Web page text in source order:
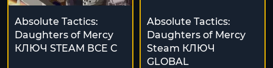
Absolute Tactics:
Daughters of Mercy
КЛЮЧ STEAM ВСЕ С
Absolute Tactics:
Daughters of Mercy
Steam КЛЮЧ
GLOBAL